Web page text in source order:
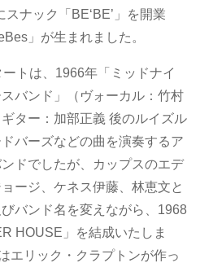
ナック「BE‘BE’」を開業
」が生まれました。
トは、1966年「ミッドナイ
バンド」（ヴォーカル：竹村
ター：加部正義 後のルイズル
バーズなどの曲を演奏するア
ドでしたが、カップスのエデ
ージ、ケネス伊藤、林恵文と
バンド名を変えながら、1968
HOUSE」を結成いたしま
エリック・クラプトンが作っ